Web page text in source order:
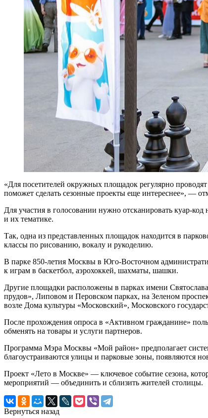
«Для посетителей окружных площадок регулярно
поможет сделать сезонные проекты еще интереснее», —
Для участия в голосовании нужно отсканировать куар-
и их тематике.
Так, одна из представленных площадок находится в
классы по рисованию, вокалу и рукоделию.
В парке 850-летия Москвы в Юго-Восточном
к играм в баскетбол, аэрохоккей, шахматы, шашки.
Другие площадки расположены в парках имени
прудов», Липовом и Перовском парках, на Зеленом
возле Дома культуры «Московский», Московского
После прохождения опроса в «Активном гражданине»
обменять на товары и услуги партнеров.
Программа Мэра Москвы «Мой район» предполагает
благоустраиваются улицы и парковые зоны, появляются
Проект «Лето в Москве» — ключевое событие сезона,
мероприятий — объединить и сблизить жителей столицы.
Вернуться назад